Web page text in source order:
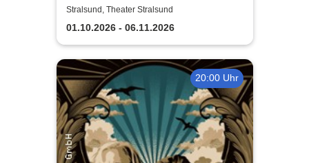
Theater Vorpommern
Stralsund, Theater Stralsund
01.10.2026 - 06.11.2026
20:00 Uhr